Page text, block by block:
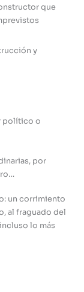
que
y
político o
por
un corrimiento
al fraguado del
lo más